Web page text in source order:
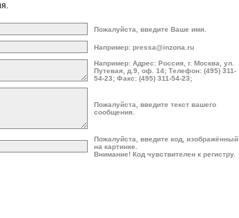
Пожалуйста, введите Ваше имя.
Например: pressa@inzona.ru
Например: Адрес: Россия, г. Москва, ул.
Путевая, д.9, оф. 14; Телефон: (495) 311-
54-23; Факс: (495) 311-54-23;
Пожалуйста, введите текст вашего
сообщения.
Пожалуйста, введите код, изображённый
на картинке.
Внимание! Код чувствителен к регистру.